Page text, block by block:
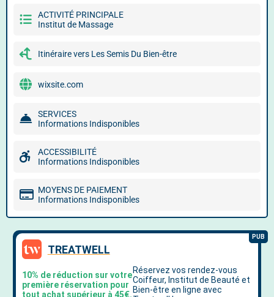
ACTIVITÉ PRINCIPALE
Institut de Massage
Itinéraire vers Les Semis Du Bien-être
wixsite.com
SERVICES
Informations Indisponibles
ACCESSIBILITÉ
Informations Indisponibles
MOYENS DE PAIEMENT
Informations Indisponibles